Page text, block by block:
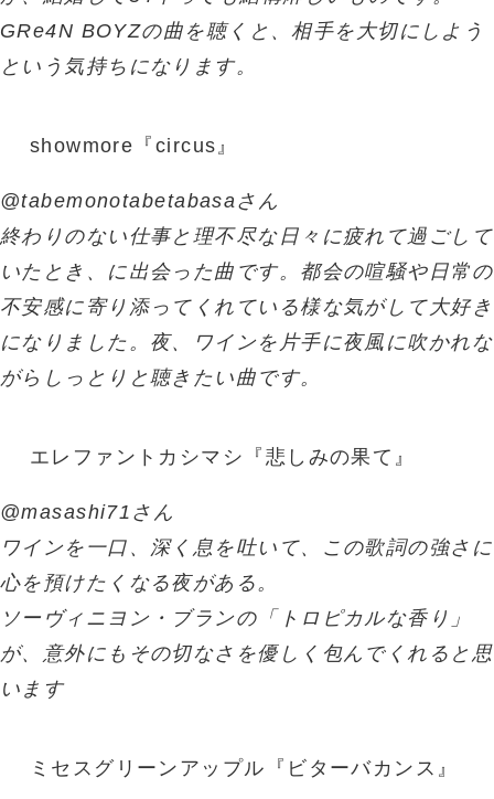
GRe4N BOYZの曲を聴くと、相手を大切にしよう
という気持ちになります。
showmore『circus』
@tabemonotabetabasaさん
終わりのない仕事と理不尽な日々に疲れて過ごして
いたとき、に出会った曲です。都会の喧騒や日常の
不安感に寄り添ってくれている様な気がして大好き
になりました。夜、ワインを片手に夜風に吹かれな
がらしっとりと聴きたい曲です。
エレファントカシマシ『悲しみの果て』
@masashi71さん
ワインを一口、深く息を吐いて、この歌詞の強さに
心を預けたくなる夜がある。
ソーヴィニヨン・ブランの「トロピカルな香り」
が、意外にもその切なさを優しく包んでくれると思
います
ミセスグリーンアップル『ビターバカンス』